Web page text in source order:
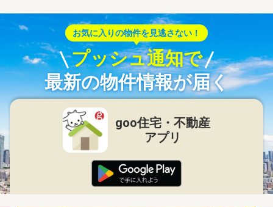
お気に入りの物件を見逃さない！
プッシュ通知で
最新の物件情報が届く
goo住宅・不動産
アプリ